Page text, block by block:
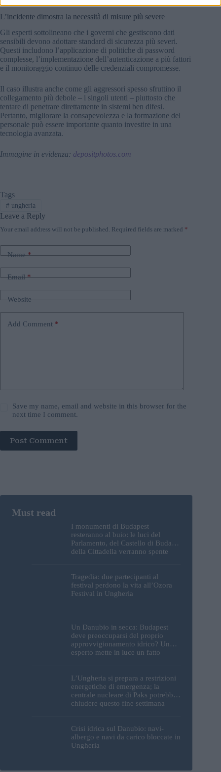
L’incidente dimostra la necessità di misure più severe
Gli esperti sottolineano che i governi che gestiscono dati
sensibili devono adottare standard di sicurezza più severi.
Questi includono l’applicazione di politiche di password
complesse, l’implementazione dell’autenticazione a più fattori
e il monitoraggio continuo delle credenziali compromesse.
Il caso illustra anche come gli aggressori spesso sfruttino il
collegamento più debole – i singoli utenti – piuttosto che
tentare di penetrare direttamente in sistemi ben difesi.
Pertanto, migliorare la consapevolezza e la formazione del
personale può essere importante quanto investire in una
tecnologia avanzata.
Immagine in evidenza: depositphotos.com
Tags
#ungheria
Leave a Reply
Your email address will not be published. Required fields are marked *
Name*
Email*
Website
Add Comment *
Save my name, email and website in this browser for the
next time I comment.
Post Comment
I monumenti di Budapest
resteranno al buio: le luci del
Parlamento, del Castello di Buda e
della Cittadella verranno spente
Tragedia: due partecipanti al
festival perdono la vita all’Ozora
Festival in Ungheria
Un Danubio in secca: Budapest
deve preoccuparsi del proprio
approvvigionamento idrico? Un
esperto mette in luce un fatto
L’Ungheria si prepara a restrizioni
energetiche di emergenza; la
centrale nucleare di Paks potrebbe
chiudere questo fine settimana
Crisi idrica sul Danubio: navi-
albergo e navi da carico bloccate in
Ungheria